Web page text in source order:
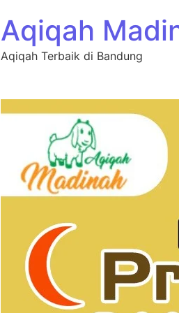
Aqiqah
Aqiqah Terbaik di Bandung